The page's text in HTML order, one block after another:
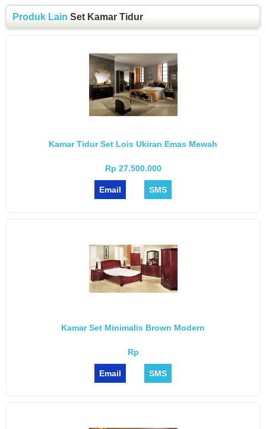
Produk Lain Set Kamar Tidur
Kamar Tidur Set Lois Ukiran Emas Mewah
Rp 27.500.000
Email SMS
Kamar Set Minimalis Brown Modern
Rp
Email SMS